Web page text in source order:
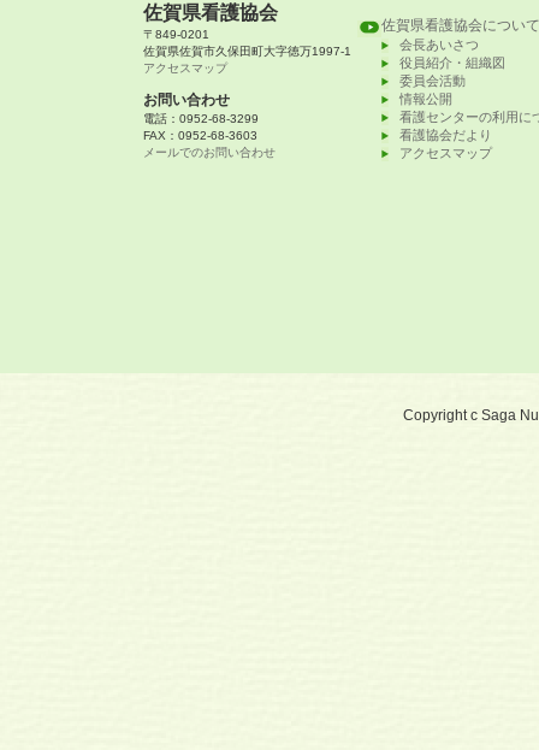
佐賀県看護協会
〒849-0201
佐賀県佐賀市久保田町大字徳万1997-1
アクセスマップ
お問い合わせ
電話：0952-68-3299
FAX：0952-68-3603
メールでのお問い合わせ
佐賀県看護協会について
会長あいさつ
役員紹介・組織図
委員会活動
情報公開
看護センターの利用に
看護協会だより
アクセスマップ
Copyright c Saga